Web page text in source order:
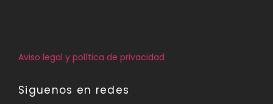
Aviso legal y política de privacidad
Siguenos en redes